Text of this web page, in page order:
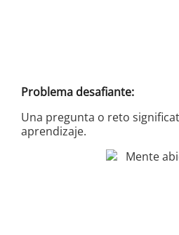
Problema desafiante:
Una pregunta o reto
aprendizaje.